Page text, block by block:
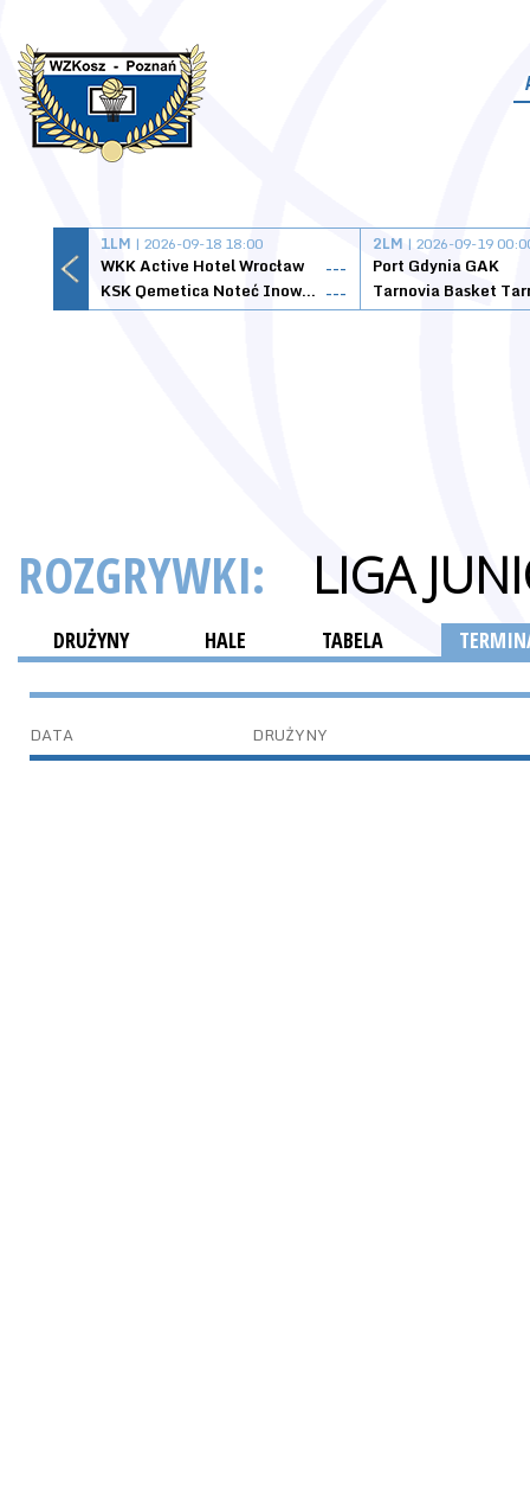
1LM | 2026-09-18 18:00
WKK Active Hotel Wrocław
---
KSK Qemetica Noteć Inowrocław ---
2LM | 2026-09-19
Port Gdynia GAK
ROZGRYWKI: LIGA
DRUŻYNY HALE TABELA
DATA DRUŻYNY